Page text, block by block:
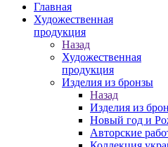
Главная
Художественная
продукция
Назад
Художественная
продукция
Изделия из бронзы
Назад
Изделия из
Новый год и
Авторские